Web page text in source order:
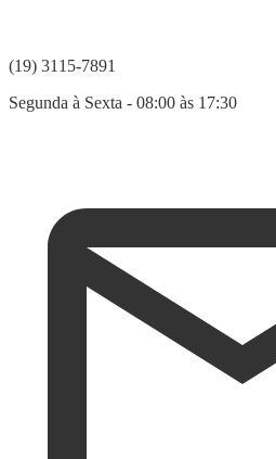
(19) 3115-7891
Segunda à Sexta - 08:00 às 17:30